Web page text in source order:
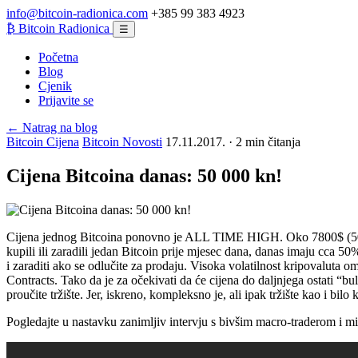
info@bitcoin-radionica.com +385 99 383 4923
₿ Bitcoin Radionica ☰
Početna
Blog
Cjenik
Prijavite se
← Natrag na blog
Bitcoin Cijena Bitcoin Novosti 17.11.2017. · 2 min čitanja
Cijena Bitcoina danas: 50 000 kn!
Cijena jednog Bitcoina ponovno je ALL TIME HIGH. Oko 7800$
kupili ili zaradili jedan Bitcoin prije mjesec dana, danas imaju cca
i zaraditi ako se odlučite za prodaju. Visoka volatilnost kripovaluta
Contracts. Tako da je za očekivati da će cijena do daljnjega ostati
proučite tržište. Jer, iskreno, kompleksno je, ali ipak tržište kao i bilo
Pogledajte u nastavku zanimljiv intervju s bivšim macro-traderom i